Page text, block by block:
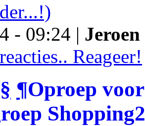
- 09:24 |
Reageer!
§ ¶Oproep